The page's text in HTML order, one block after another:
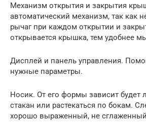
Механизм открытия и закрытия
автоматический механизм, так как
рычаг при каждом открытии и
открывается крышка, тем удобнее
Дисплей и панель управления.
нужные параметры.
Носик. От его формы зависит будет
стакан или растекаться по бокам.
хорошо выраженный, не